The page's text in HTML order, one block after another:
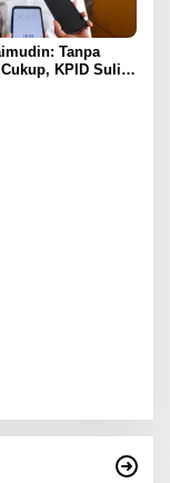
Tanpa
KPID Sulit